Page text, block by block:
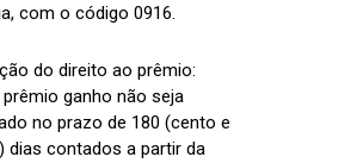
com o código 0916.
do direito ao prêmio:
ganho não seja
no prazo de 180 (cento e
dias contados a partir da